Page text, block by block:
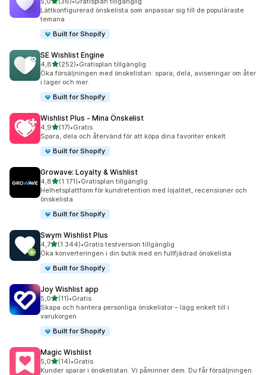
36 recensioner totalt
Lättkonfigurerad önskelista som anpassar sig till de populäraste
temana
Built for Shopify
SE Wishlist Engine
4,8av 5 stjärnor
(252)
252 recensioner totalt
•Gratisplan tillgänglig
Öka försäljningen med önskelistan: spara, dela, aviseringar om åter
i lager och mer.
Built for Shopify
Wishlist Plus ‑ Mina Önskelist
4,9av 5 stjärnor
(17)
17 recensioner totalt
•Gratis
Spara, dela och återvänd för att köpa dina favoriter enkelt.
Built for Shopify
Growave: Loyalty & Wishlist
4,8av 5 stjärnor
(1 171)
1171 recensioner totalt
•Gratisplan tillgänglig
Helhetsplattform för kundretention med lojalitet, recensioner och
önskelista
Built for Shopify
Swym Wishlist Plus
4,7av 5 stjärnor
(1 344)
1344 recensioner totalt
•Gratis testversion tillgänglig
Öka konverteringen i din butik med en fullfjädrad önskelista
Built for Shopify
Joy Wishlist app
5,0av 5 stjärnor
(11)
11 recensioner totalt
•Gratis
Skapa och hantera personliga önskelistor – lägg enkelt till i
varukorgen
Built for Shopify
Magic Wishlist
5,0av 5 stjärnor
(14)
14 recensioner totalt
•Gratis
Kunder sparar i önskelistan. Vi påminner dem. Du får försäljningen.